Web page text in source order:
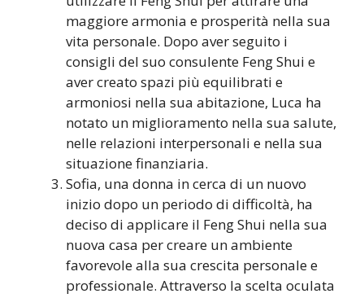
maggiore armonia e prosperità nella sua
vita personale. Dopo aver seguito i
consigli del suo consulente Feng Shui e
aver creato spazi più equilibrati e
armoniosi nella sua abitazione, Luca ha
notato un miglioramento nella sua salute,
nelle relazioni interpersonali e nella sua
situazione finanziaria.
Sofia, una donna in cerca di un nuovo
inizio dopo un periodo di difficoltà, ha
deciso di applicare il Feng Shui nella sua
nuova casa per creare un ambiente
favorevole alla sua crescita personale e
professionale. Attraverso la scelta oculata